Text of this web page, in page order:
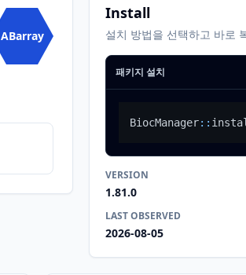
ABarray
Install
설치 방법을 선택하고 바로
패키지 설치
BiocManager::
VERSION
1.81.0
LAST OBSERVED
2026-08-05